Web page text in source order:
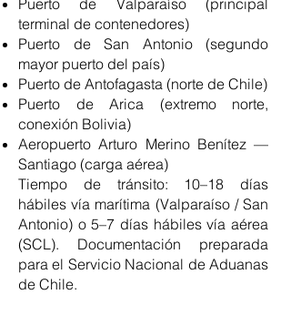
Puerto de Valparaíso (principal
terminal de contenedores)
Puerto de San Antonio (segundo
mayor puerto del país)
Puerto de Antofagasta (norte de Chile)
Puerto de Arica (extremo norte,
conexión Bolivia)
Aeropuerto Arturo Merino Benítez —
Santiago (carga aérea)
Tiempo de tránsito: 10–18 días
hábiles vía marítima (Valparaíso / San
Antonio) o 5–7 días hábiles vía aérea
(SCL). Documentación preparada
para el Servicio Nacional de Aduanas
de Chile.